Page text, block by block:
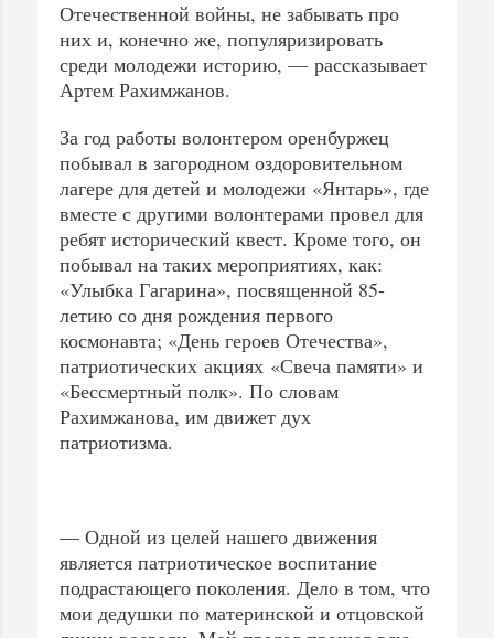
Отечественной войны, не забывать про
них и, конечно же, популяризировать
среди молодежи историю, — рассказывает
Артем Рахимжанов.
За год работы волонтером оренбуржец
побывал в загородном оздоровительном
лагере для детей и молодежи «Янтарь», где
вместе с другими волонтерами провел для
ребят исторический квест. Кроме того, он
побывал на таких мероприятиях, как:
«Улыбка Гагарина», посвященной 85-
летию со дня рождения первого
космонавта; «День героев Отечества»,
патриотических акциях «Свеча памяти» и
«Бессмертный полк». По словам
Рахимжанова, им движет дух
патриотизма.
— Одной из целей нашего движения
является патриотическое воспитание
подрастающего поколения. Дело в том, что
мои дедушки по материнской и отцовской